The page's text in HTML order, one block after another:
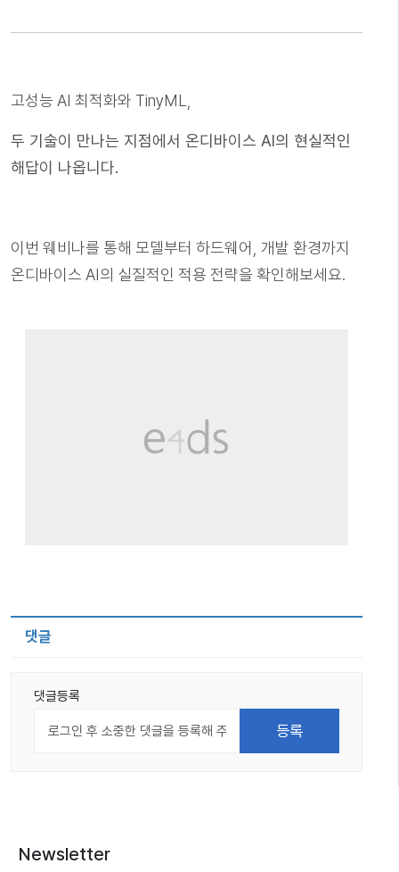
고성능 AI 최적화와 TinyML,
두 기술이 만나는 지점에서 온디바이스 AI의 현실적인
해답이 나옵니다.
이번 웨비나를 통해 모델부터 하드웨어, 개발 환경까지
온디바이스 AI의 실질적인 적용 전략을 확인해보세요.
댓글
댓글등록
Newsletter